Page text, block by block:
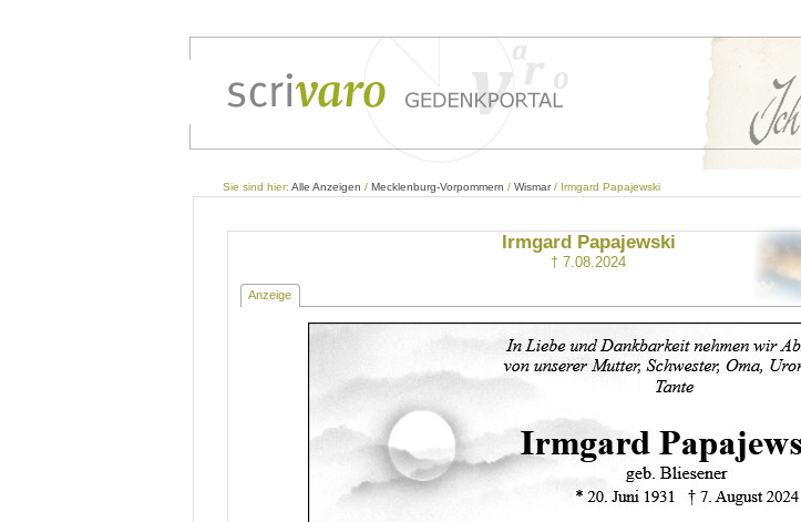
Sie sind hier: Alle Anzeigen / Mecklenburg-Vorpommern / Wismar/ Irmgard Papajewski
Irmgard Papajewski
† 7.08.2024
Anzeige